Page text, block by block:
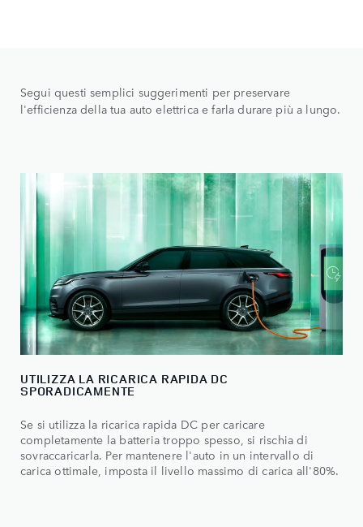
Segui questi semplici suggerimenti per preservare
l'efficienza della tua auto elettrica e farla durare più a lungo.
UTILIZZA LA RICARICA RAPIDA DC
SPORADICAMENTE
Se si utilizza la ricarica rapida DC per caricare
completamente la batteria troppo spesso, si rischia di
sovraccaricarla. Per mantenere l'auto in un intervallo di
carica ottimale, imposta il livello massimo di carica all'80%.